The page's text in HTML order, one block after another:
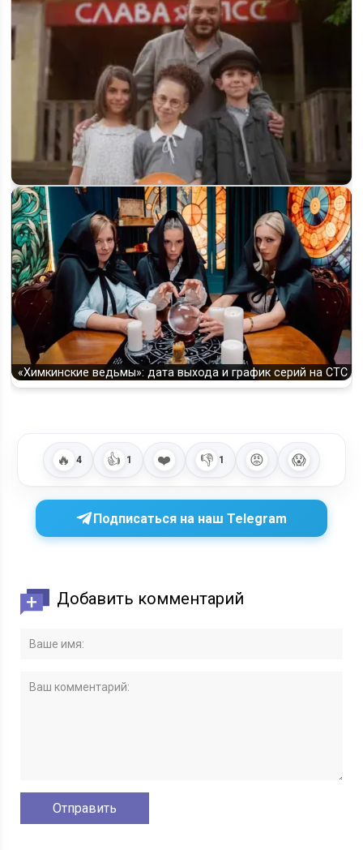
Когда выйдет 3 сезон сериала «Отмороженные» на Wink и
будет ли он вообще?
«Манюня. Детство Ба» — будет ли 2 сезон и когда выйдет
«Химкинские ведьмы»: дата выхода и график серий на СТС
🔥 4 👍 1 ❤️ 👎 1 😡 😱
Подписаться на наш Telegram
Добавить комментарий